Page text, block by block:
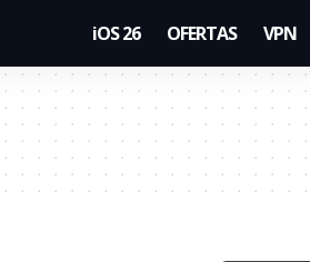
iOS 26 OFERTAS VPN